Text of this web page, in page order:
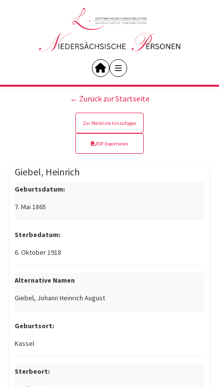
← Zurück zur Startseite
Zur Merkliste hinzufügen
PDF Exportieren
Giebel, Heinrich
Geburtsdatum:
7. Mai 1865
Sterbedatum:
6. Oktober 1918
Alternative Namen
Giebel, Johann Heinrich August
Geburtsort:
Kassel
Sterbeort: